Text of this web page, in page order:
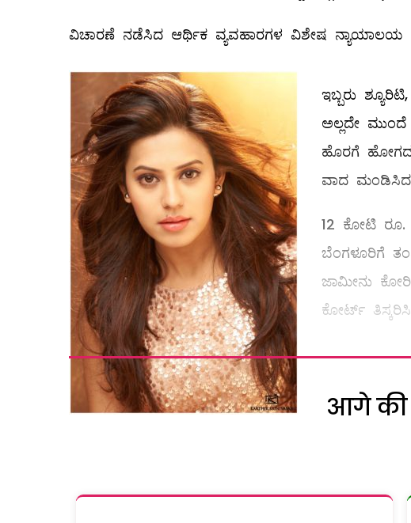
ವಿಚಾರಣೆ ನಡೆಸಿದ ಆರ್ಥಿಕ ವ್ಯವಹಾರಗಳ ವಿಶೇಷ ನ್ಯಾಯಾಲಯ
ಇಬ್ಬರು
ಅಲ್ಲದೇ
ಹೊರಗೆ
ವಾದ
12 ಕೋಟಿ ರೂ.
ಬೆಂಗಳೂರಿಗೆ
ಜಾಮೀನು ಕೋರಿ
ಕೋರ್ಟ್
आगे की